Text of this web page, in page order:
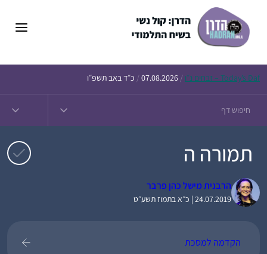
Today’s Daf – זבחים נ״ו /
07.08.2026
/ כ״ד באב תשפ״ו
תמורה ה
הרבנית מישל כהן פרבר
24.07.2019 | כ״א בתמוז תשע״ט
הקדמה למסכת